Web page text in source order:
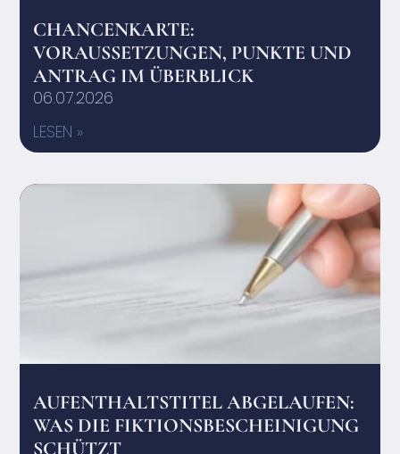
CHANCENKARTE:
VORAUSSETZUNGEN, PUNKTE UND
ANTRAG IM ÜBERBLICK
06.07.2026
LESEN »
AUFENTHALTSTITEL ABGELAUFEN:
WAS DIE FIKTIONSBESCHEINIGUNG
SCHÜTZT